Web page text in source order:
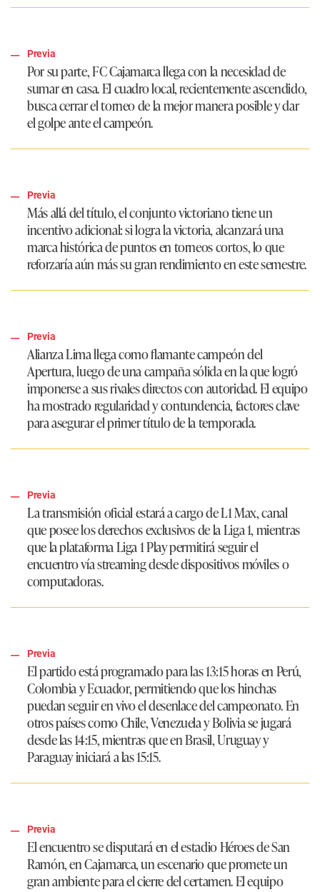
Previa
Por su parte, FC Cajamarca llega con la necesidad de
sumar en casa. El cuadro local, recientemente ascendido,
busca cerrar el torneo de la mejor manera posible y dar
el golpe ante el campeón.
Previa
Más allá del título, el conjunto victoriano tiene un
incentivo adicional: si logra la victoria, alcanzará una
marca histórica de puntos en torneos cortos, lo que
reforzaría aún más su gran rendimiento en este semestre.
Previa
Alianza Lima llega como flamante campeón del
Apertura, luego de una campaña sólida en la que logró
imponerse a sus rivales directos con autoridad. El equipo
ha mostrado regularidad y contundencia, factores clave
para asegurar el primer título de la temporada.
Previa
La transmisión oficial estará a cargo de L1 Max, canal
que posee los derechos exclusivos de la Liga 1, mientras
que la plataforma Liga 1 Play permitirá seguir el
encuentro vía streaming desde dispositivos móviles o
computadoras.
Previa
El partido está programado para las 13:15 horas en Perú,
Colombia y Ecuador, permitiendo que los hinchas
puedan seguir en vivo el desenlace del campeonato. En
otros países como Chile, Venezuela y Bolivia se jugará
desde las 14:15, mientras que en Brasil, Uruguay y
Paraguay iniciará a las 15:15.
Previa
El encuentro se disputará en el estadio Héroes de San
Ramón, en Cajamarca, un escenario que promete un
gran ambiente para el cierre del certamen. El equipo